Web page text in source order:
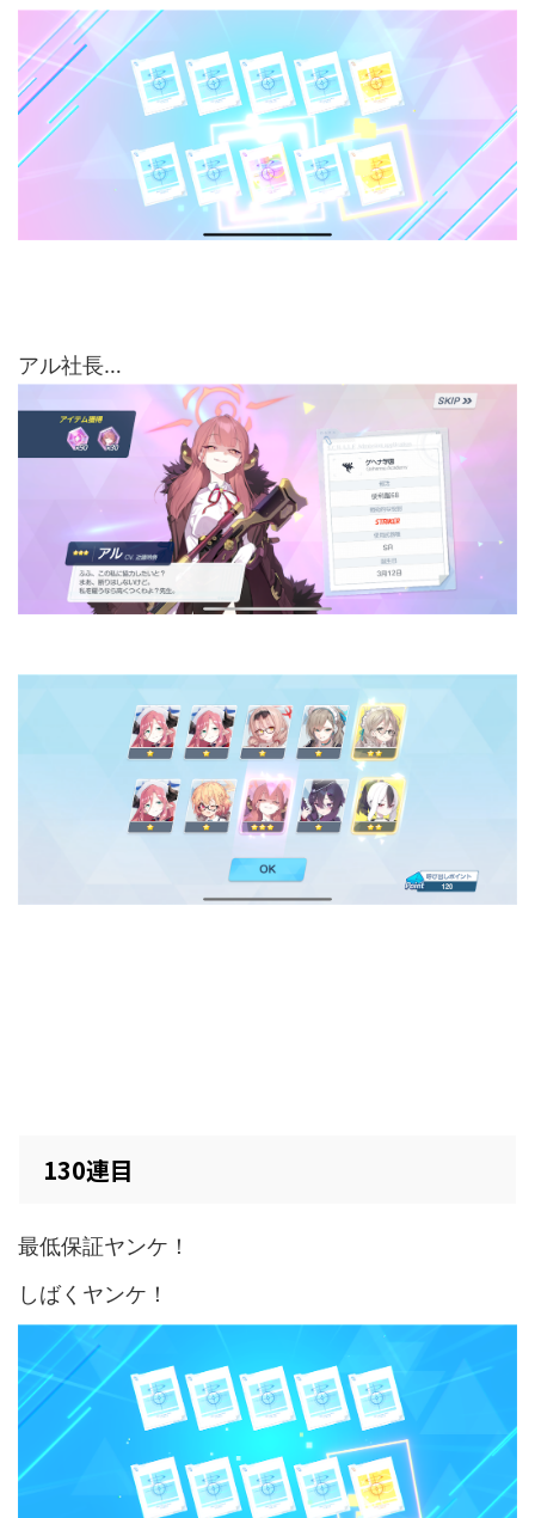
アル社長…
130連目
最低保証ヤンケ！
しばくヤンケ！